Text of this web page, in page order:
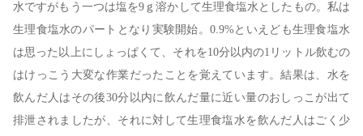
水ですがもう一つは塩を9ｇ溶かして生理食塩水としたもの。私は
生理食塩水のパートとなり実験開始。0.9%といえども生理食塩水
は思った以上にしょっぱくて、それを10分以内の1リットル飲むの
はけっこう大変な作業だったことを覚えています。結果は、水を
飲んだ人はその後30分以内に飲んだ量に近い量のおしっこが出て
排泄されましたが、それに対して生理食塩水を飲んだ人はごく少